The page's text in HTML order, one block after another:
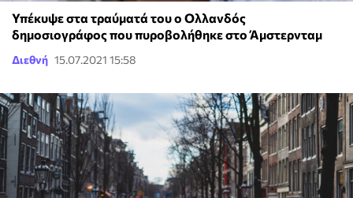
Υπέκυψε στα τραύματά του ο Ολλανδός
δημοσιογράφος που πυροβολήθηκε στο Άμστερνταμ
Διεθνή 15.07.2021 15:58